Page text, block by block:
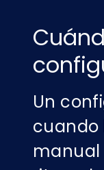
Un
cuando
manual